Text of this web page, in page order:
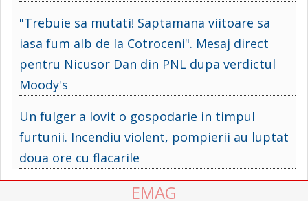
"Trebuie sa mutati! Saptamana viitoare sa
iasa fum alb de la Cotroceni". Mesaj direct
pentru Nicusor Dan din PNL dupa verdictul
Moody's
Un fulger a lovit o gospodarie in timpul
furtunii. Incendiu violent, pompierii au luptat
doua ore cu flacarile
EMAG